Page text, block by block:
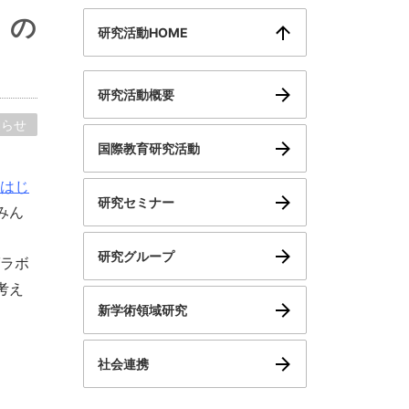
の
せ
はじ
ん
ボ
え
研究活動HOME
研究活動概要
国際教育研究活動
研究セミナー
研究グループ
新学術領域研究
社会連携